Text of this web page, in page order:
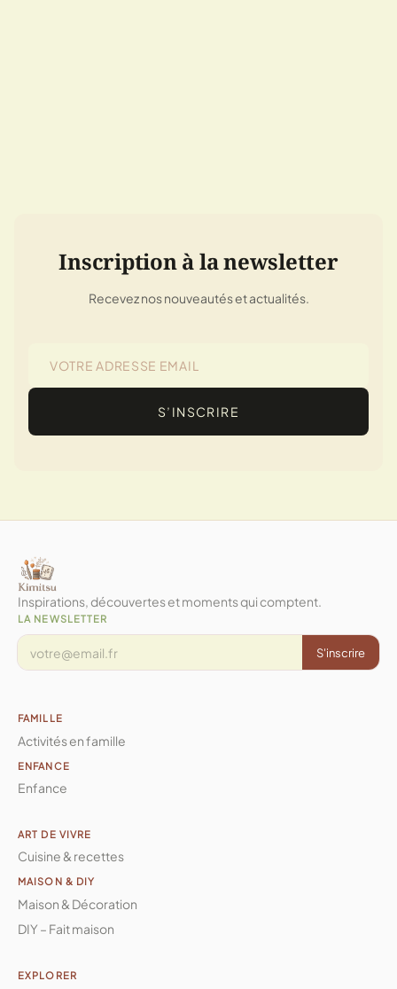
Inscription à la newsletter
Recevez nos nouveautés et actualités.
S’INSCRIRE
Inspirations, découvertes et moments qui comptent.
LA NEWSLETTER
S'inscrire
FAMILLE
Activités en famille
ENFANCE
Enfance
ART DE VIVRE
Cuisine & recettes
MAISON & DIY
Maison & Décoration
DIY – Fait maison
EXPLORER